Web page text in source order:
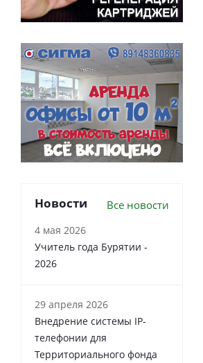
Новости Все новости
4 мая 2026
Учитель года Бурятии -
2026
29 апреля 2026
Внедрение системы IP-
телефонии для
Территориального фонда